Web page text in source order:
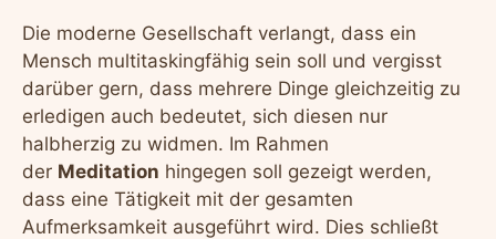
Die moderne Gesellschaft verlangt, dass ein
Mensch multitaskingfähig sein soll und vergisst
darüber gern, dass mehrere Dinge gleichzeitig zu
erledigen auch bedeutet, sich diesen nur
halbherzig zu widmen. Im Rahmen
der Meditation hingegen soll gezeigt werden,
dass eine Tätigkeit mit der gesamten
Aufmerksamkeit ausgeführt wird. Dies schließt